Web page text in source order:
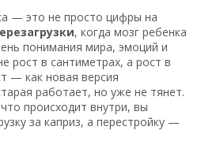
— это не просто цифры на
, когда мозг ребенка
понимания мира, эмоций и
рост в сантиметрах, а рост в
— как новая версия
работает, но уже не тянет.
происходит внутри, вы
за каприз, а перестройку —